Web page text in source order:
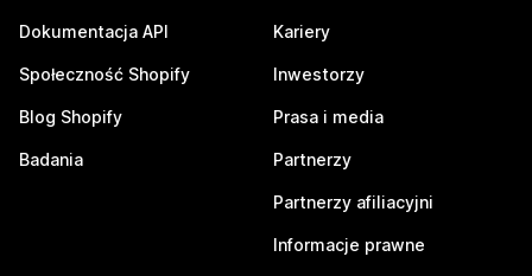
Dokumentacja API
Społeczność Shopify
Blog Shopify
Badania
Kariery
Inwestorzy
Prasa i media
Partnerzy
Partnerzy afiliacyjni
Informacje prawne